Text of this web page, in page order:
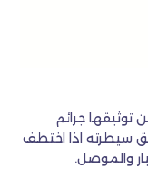
توثيقها جرائم
سيطرته اذا اختطف